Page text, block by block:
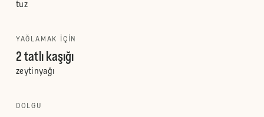
tuz
YAĞLAMAK IÇIN
2 tatlı kaşığı
zeytinyağı
DOLGU